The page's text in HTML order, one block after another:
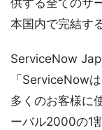
供する全てのサ
本国内で完結す
ServiceNow
「ServiceNow
多くのお客様に
ーバル2000の1